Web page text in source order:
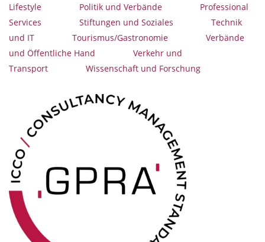
Lifestyle
Politik und Verbände
Professional
Services
Stiftungen und Soziales
Technik
und IT
Tourismus/Gastronomie
Verbände
und Öffentliche Hand
Verkehr und
Transport
Wissenschaft und Forschung